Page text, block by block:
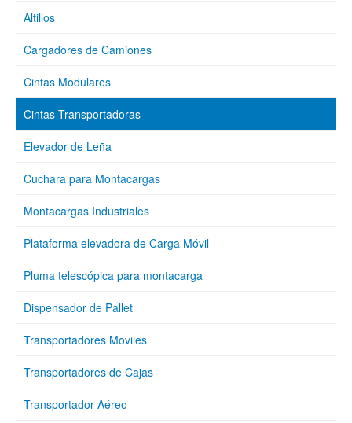
Altillos
Cargadores de Camiones
Cintas Modulares
Cintas Transportadoras
Elevador de Leña
Cuchara para Montacargas
Montacargas Industriales
Plataforma elevadora de Carga Móvil
Pluma telescópica para montacarga
Dispensador de Pallet
Transportadores Moviles
Transportadores de Cajas
Transportador Aéreo